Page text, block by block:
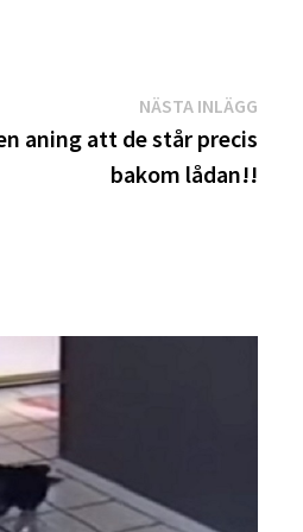
NÄSTA INLÄGG
aning att de står precis
bakom lådan!!